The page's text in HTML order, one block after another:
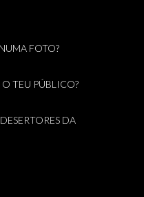
FOTO?
O TEU PÚBLICO?
DA